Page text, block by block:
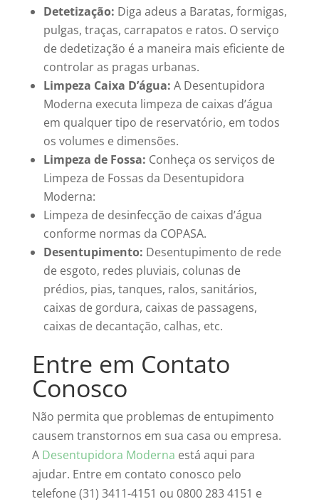
Detetização: Diga adeus a Baratas, formigas,
pulgas, traças, carrapatos e ratos. O serviço
de dedetização é a maneira mais eficiente de
controlar as pragas urbanas.
Limpeza Caixa D’água: A Desentupidora
Moderna executa limpeza de caixas d’água
em qualquer tipo de reservatório, em todos
os volumes e dimensões.
Limpeza de Fossa: Conheça os serviços de
Limpeza de Fossas da Desentupidora
Moderna:
Limpeza de desinfecção de caixas d’água
conforme normas da COPASA.
Desentupimento: Desentupimento de rede
de esgoto, redes pluviais, colunas de
prédios, pias, tanques, ralos, sanitários,
caixas de gordura, caixas de passagens,
caixas de decantação, calhas, etc.
Entre em Contato
Conosco
Não permita que problemas de entupimento
causem transtornos em sua casa ou empresa.
A Desentupidora Moderna está aqui para
ajudar. Entre em contato conosco pelo
telefone (31) 3411-4151 ou 0800 283 4151 e